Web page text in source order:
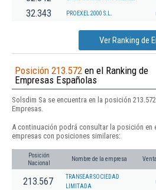
32.343 PROEXEL 2000 S.L.
Ver Ranking de
Posición 213.572 en el Ranking de
Empresas Españolas
Solsdim Sa se encuentra en la posición
Empresas.
A continuación podrá consultar la posición en
empresas con posiciones similares:
Posición
Nacional
Nombre de la empresa
213.567
TRANSEAR SOCIEDAD
LIMITADA